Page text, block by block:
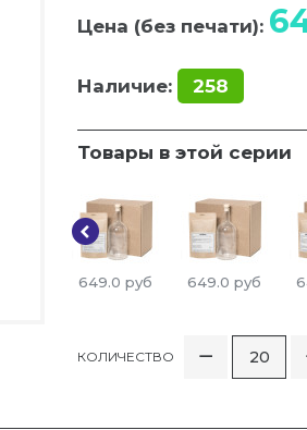
Цена (без печати):
Наличие: 258
Товары в этой серии
649.0 руб 649.0 руб
КОЛИЧЕСТВО